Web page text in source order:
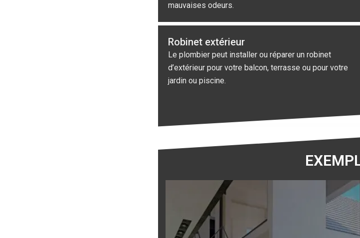
mauvaises odeurs.
Robinet extérieur
Le plombier peut installer ou réparer un robinet
d’extérieur pour votre balcon, terrasse ou pour votre
jardin ou piscine.